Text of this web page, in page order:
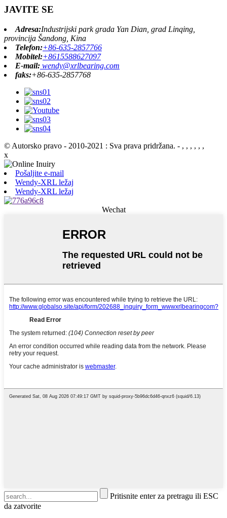
JAVITE SE
Adresa:Industrijski park grada Yan Dian, grad Linqing,
provincija Šandong, Kina
Telefon:+86-635-2857766
Mobitel:+8615588627097
E-mail: wendy@xrlbearing.com
faks:+86-635-2857768
© Autorsko pravo - 2010-2021 : Sva prava pridržana. - , , , , , ,
x
Pošaljite e-mail
Wendy-XRL ležaj
Wendy-XRL ležaj
Wechat
Pritisnite enter za pretragu ili ESC
da zatvorite